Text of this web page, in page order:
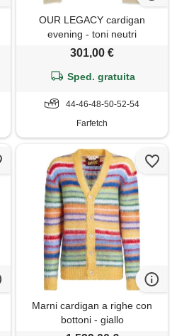
OUR LEGACY cardigan
evening - toni neutri
301,00 €
Sped. gratuita
44-46-48-50-52-54
Farfetch
Marni cardigan a righe con
bottoni - giallo